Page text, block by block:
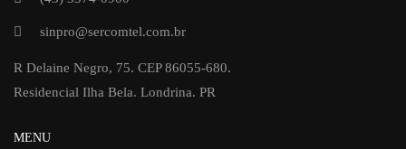
sinpro@sercomtel.com.br
R Delaine Negro, 75. CEP 86055-680.
Residencial Ilha Bela. Londrina. PR
MENU